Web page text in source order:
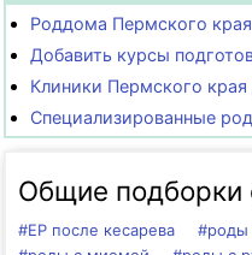
Роддома Пермского края
Добавить курсы
Клиники Пермского
Специализированные
Общие подборки
#ЕР после кесарева #роды